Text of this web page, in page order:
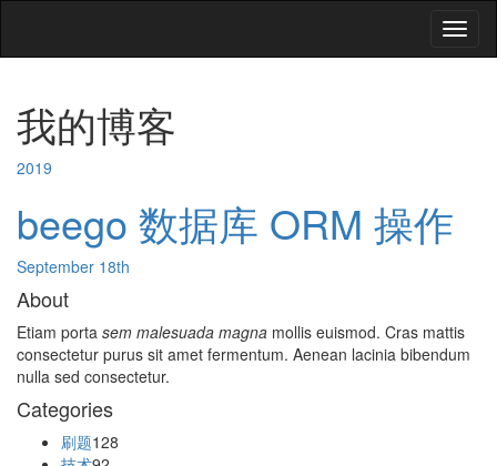
我的博客
2019
beego 数据库 ORM 操作
September 18th
About
Etiam porta sem malesuada magna mollis euismod. Cras mattis
consectetur purus sit amet fermentum. Aenean lacinia bibendum
nulla sed consectetur.
Categories
刷题128